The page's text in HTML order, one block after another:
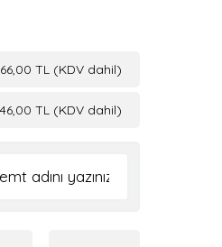
TL (KDV dahil)
TL (KDV dahil)